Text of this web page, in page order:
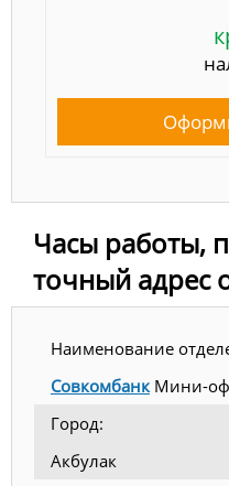
Часы работы,
точный адрес
Наименование
Совкомбанк Мини-
Город:
Акбулак